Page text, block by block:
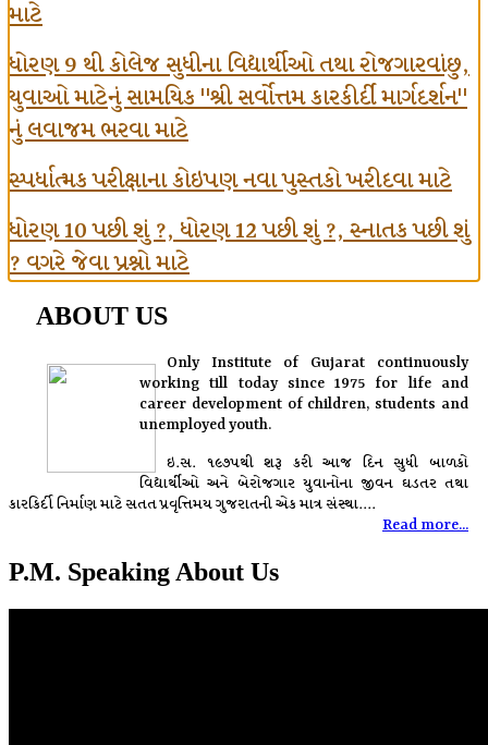
માટે
ધોરણ 9 થી કોલેજ સુધીના વિદ્યાર્થીઓ તથા રોજગારવાંછુ,
યુવાઓ માટેનું સામયિક "શ્રી સર્વોત્તમ કારકીર્દી માર્ગદર્શન"
નું લવાજમ ભરવા માટે
સ્પર્ધાત્મક પરીક્ષાના કોઇપણ નવા પુસ્તકો ખરીદવા માટે
ધોરણ 10 પછી શું ?, ધોરણ 12 પછી શું ?, સ્નાતક પછી શું
? વગરે જેવા પ્રશ્નો માટે
ABOUT US
Only Institute of Gujarat continuously
working till today since 1975 for life and
career development of children, students and
unemployed youth.
ઇ.સ. ૧૯૭૫થી શરૂ કરી આજ દિન સુધી બાળકો
વિદ્યાર્થીઓ અને બેરોજગાર યુવાનોના જીવન ઘડતર તથા
કારકિર્દી નિર્માણ માટે સતત પ્રવૃત્તિમય ગુજરાતની એક માત્ર સંસ્થા....
Read more...
P.M. Speaking About Us